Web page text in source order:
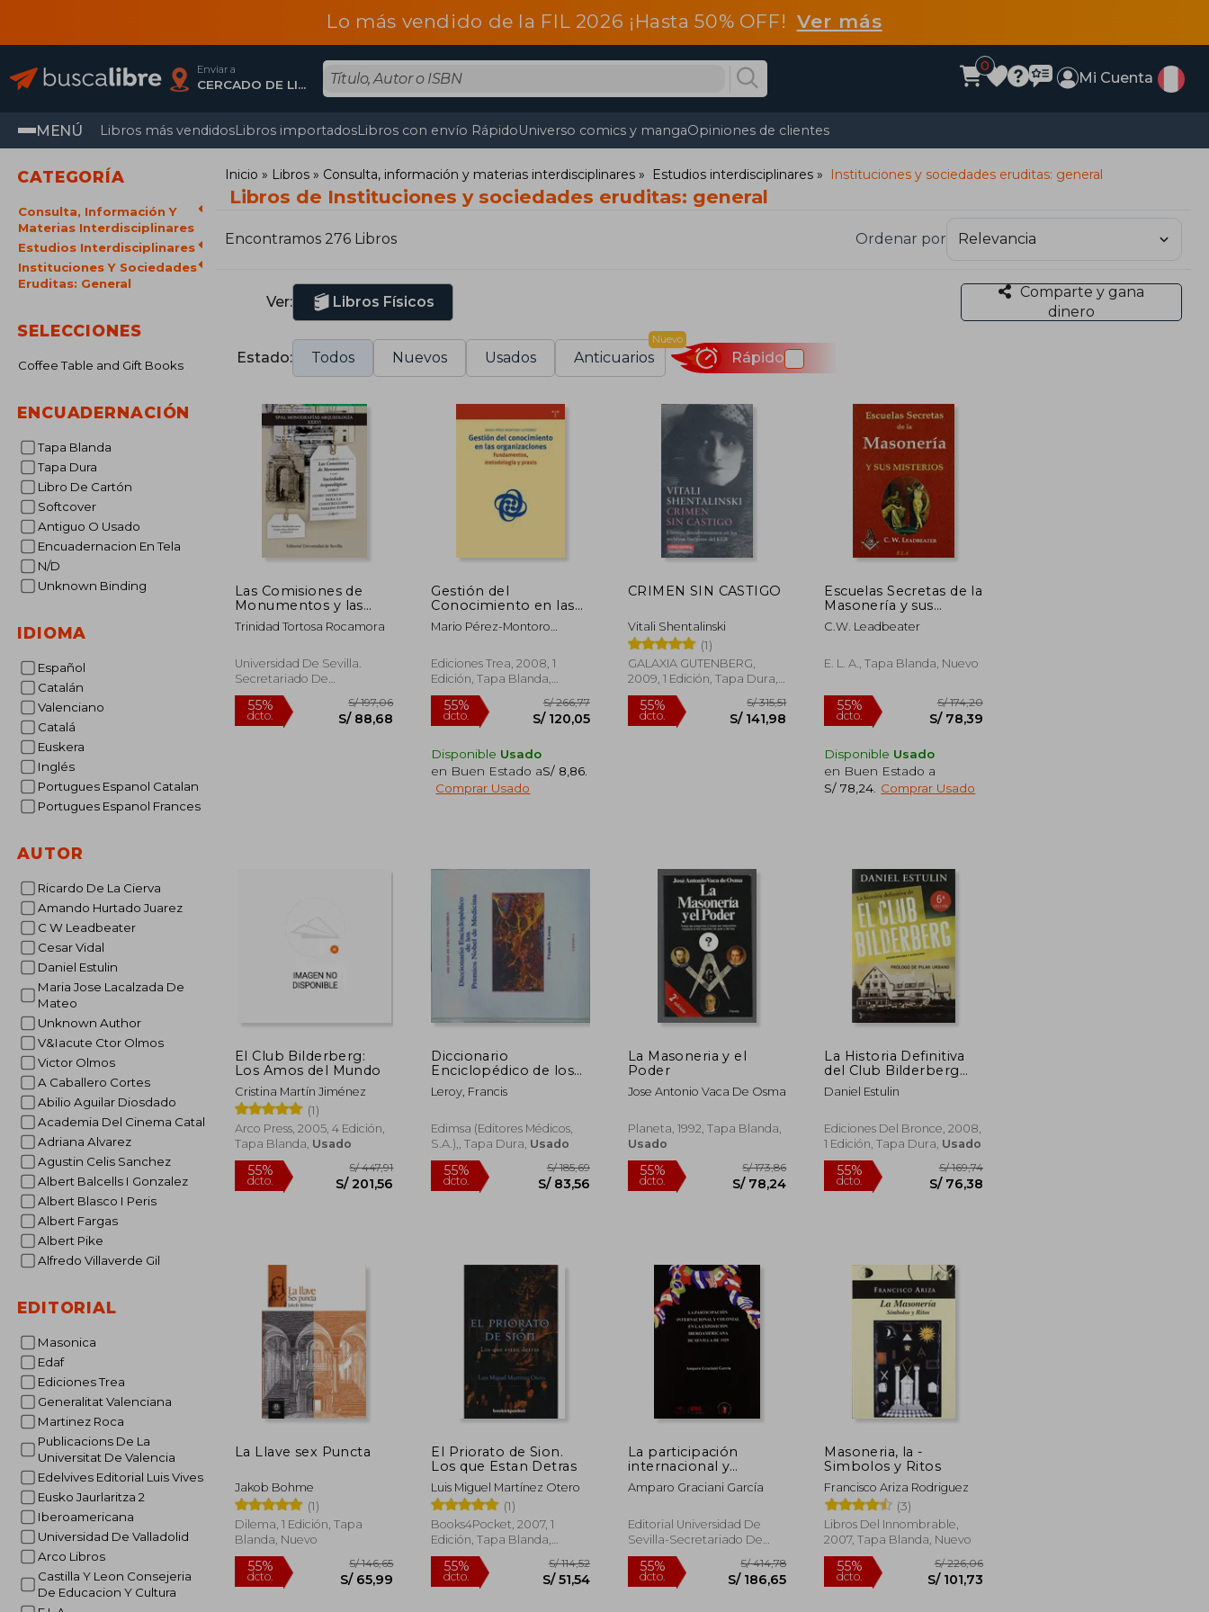
Lo más vendido de la FIL 2026 ¡Hasta 50% OFF! Ver más
Enviar a
CERCADO DE LIMA, Lima
0
Mi Cuenta
MENÚ Libros más vendidosLibros importadosLibros con envío RápidoUniverso comics y mangaOpiniones de clientes
CATEGORÍA
Consulta, Información Y
Materias Interdisciplinares
Estudios Interdisciplinares
Instituciones Y Sociedades
Eruditas: General
SELECCIONES
Coffee Table and Gift Books
ENCUADERNACIÓN
Tapa Blanda
Tapa Dura
Libro De Cartón
Softcover
Antiguo O Usado
Encuadernacion En Tela
N/D
Unknown Binding
IDIOMA
Español
Catalán
Valenciano
Catalá
Euskera
Inglés
Portugues Espanol Catalan
Portugues Espanol Frances
AUTOR
Ricardo De La Cierva
Amando Hurtado Juarez
C W Leadbeater
Cesar Vidal
Daniel Estulin
Maria Jose Lacalzada De
Mateo
Unknown Author
V&Iacute Ctor Olmos
Victor Olmos
A Caballero Cortes
Abilio Aguilar Diosdado
Academia Del Cinema Catal
Adriana Alvarez
Agustin Celis Sanchez
Albert Balcells I Gonzalez
Albert Blasco I Peris
Albert Fargas
Albert Pike
Alfredo Villaverde Gil
EDITORIAL
Masonica
Edaf
Ediciones Trea
Generalitat Valenciana
Martinez Roca
Publicacions De La
Universitat De Valencia
Edelvives Editorial Luis Vives
Eusko Jaurlaritza 2
Iberoamericana
Universidad De Valladolid
Arco Libros
Castilla Y Leon Consejeria
De Educacion Y Cultura
Inicio Libros Consulta, información y materias interdisciplinares Estudios interdisciplinares Instituciones y sociedades eruditas: general
Libros de Instituciones y sociedades eruditas: general
Encontramos 276 Libros Ordenar por
Ver: Libros Físicos
Comparte y gana
dinero
Estado: Todos Nuevos Usados Anticuarios
Nuevo
Rápido
Las Comisiones de
Monumentos y las
Sociedades
Arqueológicas Como
Construcción del
Pasado Europeo (en
Francés)
Trinidad Tortosa Rocamora
Universidad De Sevilla.
Secretariado De
Publicaciones, 2021, 1
Edición, Tapa Blanda,
Nuevo
S/ 197,06
S/ 88,68
Gestión del
Conocimiento en las
Organizaciones:
Fundamentos,
Mario Pérez-Montoro
Ediciones Trea, 2008, 1
Edición, Tapa Blanda,
Nuevo
55%
dcto.
Disponible Usado
en Buen Estado aS/ 8,86
Comprar Usado
CRIMEN SIN CASTIGO
Vitali Shentalinski
(1)
GALAXIA GUTENBERG,
2009, 1 Edición, Tapa Dura,
Nuevo
S/ 315,51
S/ 141,98
Escuelas Secretas de la
Masonería y sus
Misterios.
C.W. Leadbeater
E. L. A., Tapa Blanda, Nuevo
55%
dcto.
Disponible Usado
en Buen Estado a
S/ 78,24 Comprar Usado
El Club Bilderberg:
Los Amos del Mundo
Cristina Martín Jiménez
(1)
Arco Press, 2005, 4 Edición,
Tapa Blanda, Usado
55%
dcto.
Diccionario
Enciclopédico de los
Premios Nobel de
Medicina: 100 Años de
Leroy, Francis
Edimsa (Editores Médicos,
S.A.),, Tapa Dura, Usado
55%
dcto. S/ 83,56
La Masoneria y el
Poder
Jose Antonio Vaca De Osma
Planeta, 1992, Tapa Blanda,
Usado
55%
dcto.
S/ 173,86
La Historia Definitiva
del Club Bilderberg
(Bronce)
Daniel Estulin
Ediciones Del Bronce, 2008,
1 Edición, Tapa Dura, Usado
55%
dcto.
La Llave sex Puncta
Jakob Bohme
(1)
Dilema, 1 Edición, Tapa
Blanda, Nuevo
El Priorato de Sion.
Los que Estan Detras
Luis Miguel Martínez Otero
(1)
Books4Pocket, 2007, 1
Edición, Tapa Blanda,
Nuevo
La participación
internacional y
colonial en la
Exposición
Sevilla de 1929 (Serie
Arte)
Amparo Graciani García
Editorial Universidad De
Sevilla-Secretariado De
Publicaciones, Tapa Blanda,
Nuevo
Masoneria, la -
Simbolos y Ritos
Francisco Ariza Rodriguez
(3)
Libros Del Innombrable,
2007, Tapa Blanda, Nuevo